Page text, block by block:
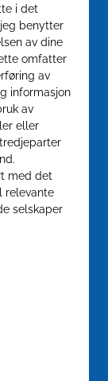
i det
benytter
av dine
omfatter
av
informasjon
av
eller
med det
relevante
selskaper